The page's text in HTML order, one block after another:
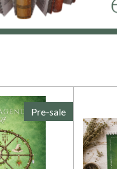
Pre-sale